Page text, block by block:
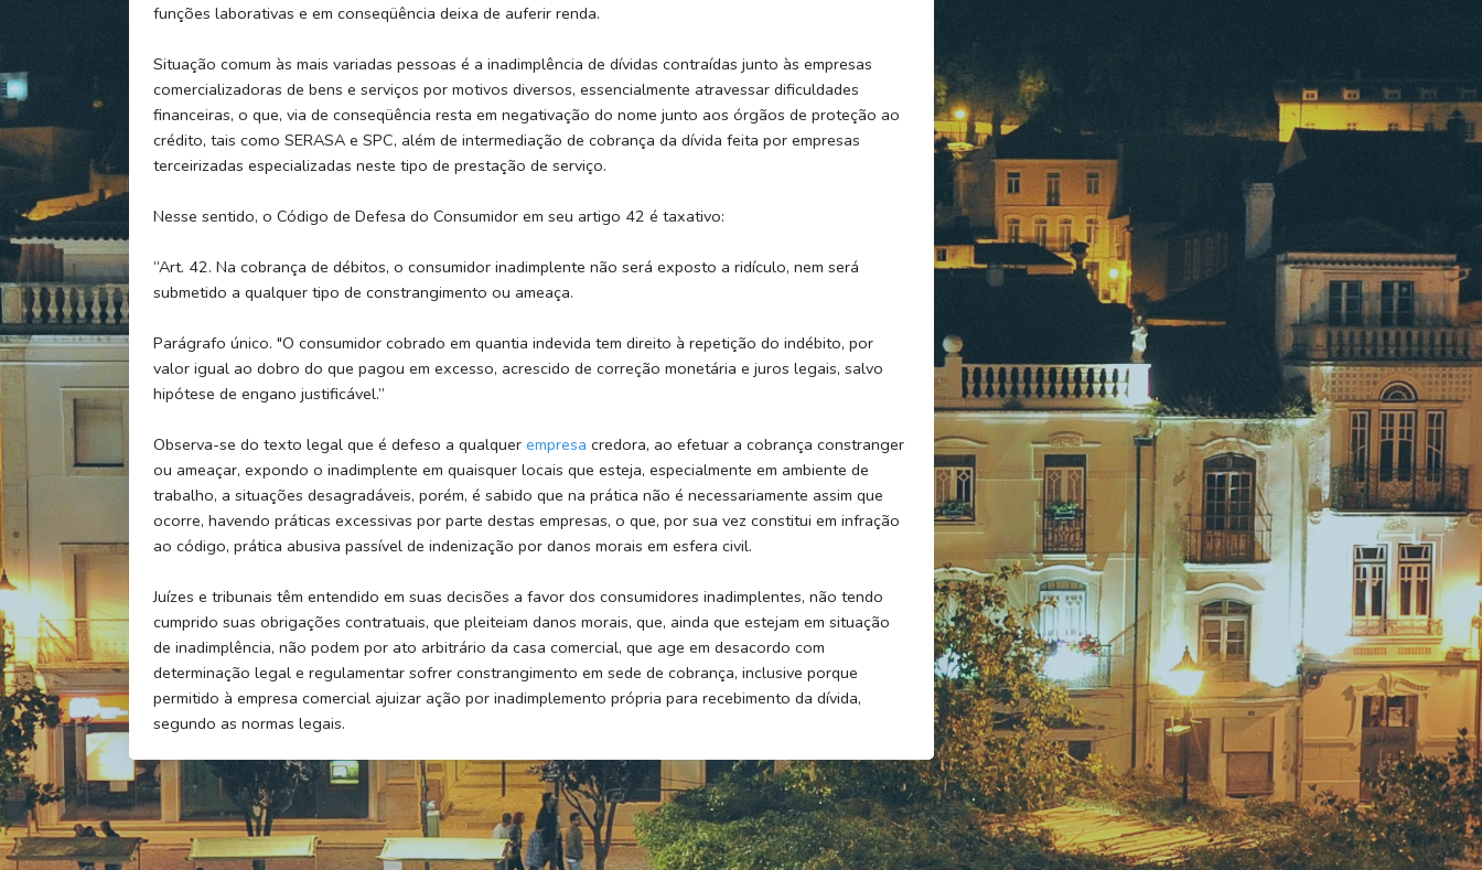
funções laborativas e em conseqüência deixa de auferir renda.
Situação comum às mais variadas pessoas é a inadimplência de dívidas contraídas junto às empresas
comercializadoras de bens e serviços por motivos diversos, essencialmente atravessar dificuldades
financeiras, o que, via de conseqüência resta em negativação do nome junto aos órgãos de proteção ao
crédito, tais como SERASA e SPC, além de intermediação de cobrança da dívida feita por empresas
terceirizadas especializadas neste tipo de prestação de serviço.
Nesse sentido, o Código de Defesa do Consumidor em seu artigo 42 é taxativo:
“Art. 42. Na cobrança de débitos, o consumidor inadimplente não será exposto a ridículo, nem será
submetido a qualquer tipo de constrangimento ou ameaça.
Parágrafo único. "O consumidor cobrado em quantia indevida tem direito à repetição do indébito, por
valor igual ao dobro do que pagou em excesso, acrescido de correção monetária e juros legais, salvo
hipótese de engano justificável.”
Observa-se do texto legal que é defeso a qualquerempresa credora, ao efetuar a cobrança constranger
ou ameaçar, expondo o inadimplente em quaisquer locais que esteja, especialmente em ambiente de
trabalho, a situações desagradáveis, porém, é sabido que na prática não é necessariamente assim que
ocorre, havendo práticas excessivas por parte destas empresas, o que, por sua vez constitui em infração
ao código, prática abusiva passível de indenização por danos morais em esfera civil.
Juízes e tribunais têm entendido em suas decisões a favor dos consumidores inadimplentes, não tendo
cumprido suas obrigações contratuais, que pleiteiam danos morais, que, ainda que estejam em situação
de inadimplência, não podem por ato arbitrário da casa comercial, que age em desacordo com
determinação legal e regulamentar sofrer constrangimento em sede de cobrança, inclusive porque
permitido à empresa comercial ajuizar ação por inadimplemento própria para recebimento da dívida,
segundo as normas legais.